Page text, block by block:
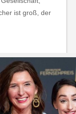
ist groß, der